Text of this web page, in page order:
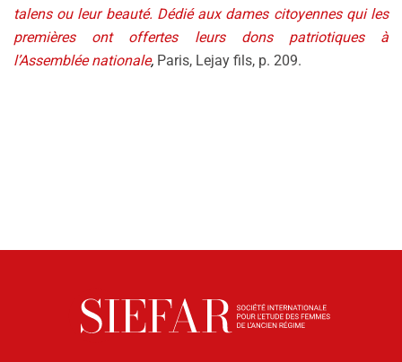
talens ou leur beauté. Dédié aux dames citoyennes qui les
premières ont offertes leurs dons patriotiques à
l’Assemblée nationale, Paris, Lejay fils, p. 209.